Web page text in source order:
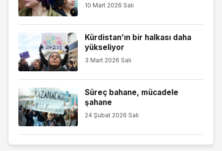
10 Mart 2026 Salı
Kürdistan’ın bir halkası daha
yükseliyor
3 Mart 2026 Salı
Süreç bahane, mücadele
şahane
24 Şubat 2026 Salı